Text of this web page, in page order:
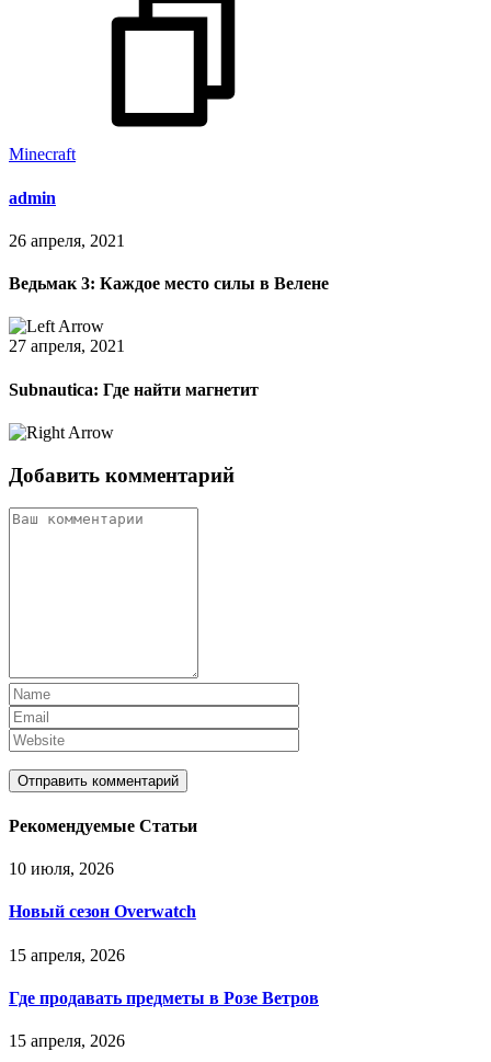
Minecraft
admin
26 апреля, 2021
Ведьмак 3: Каждое место силы в Велене
27 апреля, 2021
Subnautica: Где найти магнетит
Добавить комментарий
Рекомендуемые Статьи
10 июля, 2026
Новый сезон Overwatch
15 апреля, 2026
Где продавать предметы в Розе Ветров
15 апреля, 2026